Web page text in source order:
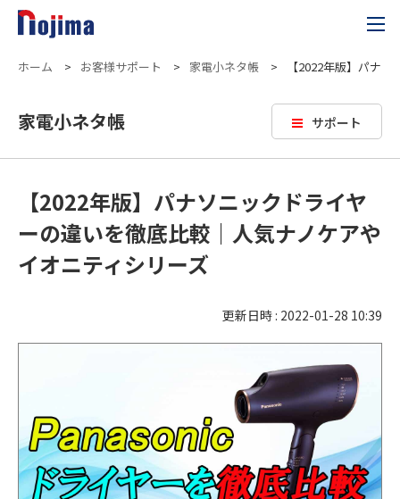
ホーム > お客様サポート > 家電小ネタ帳 > 【2022年版】パナ
サポート
家電小ネタ帳
【2022年版】パナソニックドライヤ
ーの違いを徹底比較｜人気ナノケアや
イオニティシリーズ
更新日時 : 2022-01-28 10:39